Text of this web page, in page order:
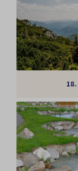
18.